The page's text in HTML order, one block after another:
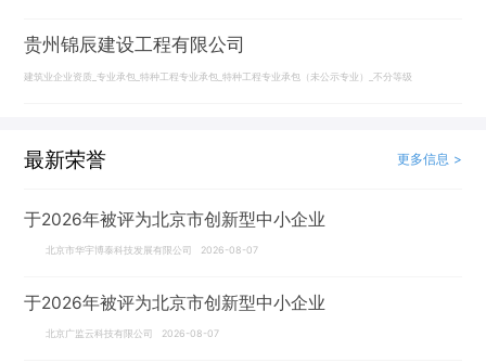
贵州锦辰建设工程有限公司
建筑业企业资质_专业承包_特种工程专业承包_特种工程专业承包（未公示专业）_不分等级
最新荣誉 更多信息 >
于2026年被评为北京市创新型中小企业
北京市华宇博泰科技发展有限公司 2026-08-07
于2026年被评为北京市创新型中小企业
北京广监云科技有限公司 2026-08-07